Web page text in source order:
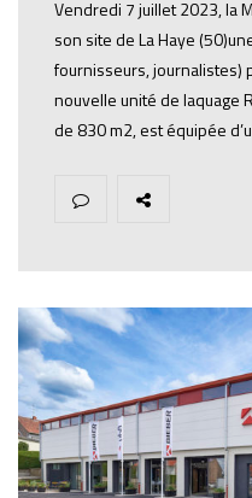
Vendredi 7 juillet 2023, la
son site de La Haye
fournisseurs, journalistes)
nouvelle unité de laquage
de 830 m2, est équipée